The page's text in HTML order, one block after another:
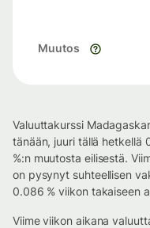
Muutos
Valuuttakurssi
tänään, juuri tällä hetkellä
%:n muutosta eilisestä.
on pysynyt suhteellisen
0.086 % viikon takaiseen
Viime viikon aikana